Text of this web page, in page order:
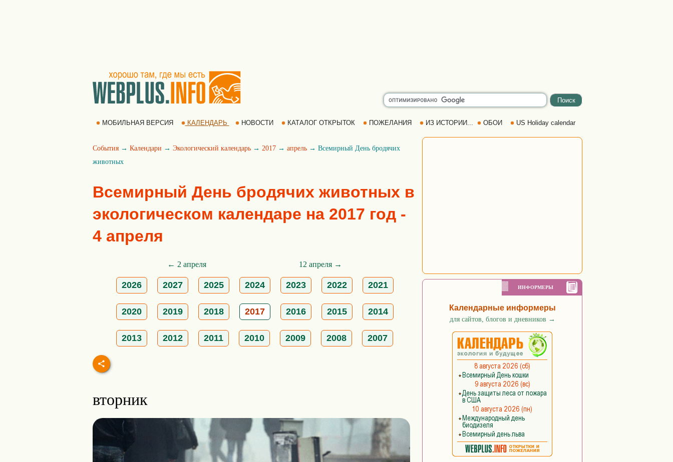
МОБИЛЬНАЯ ВЕРСИЯ КАЛЕНДАРЬ НОВОСТИ КАТАЛОГ ОТКРЫТОК ПОЖЕЛАНИЯ ИЗ ИСТОРИИ... ОБОИ US Holiday calendar
События → Календари → Экологический календарь → 2017 → апрель → Всемирный День бродячих
животных
Всемирный День бродячих животных в
экологическом календаре на 2017 год -
4 апреля
← 2 апреля 12 апреля →
2026 2027 2025 2024 2023 2022 2021
2020 2019 2018 2017 2016 2015 2014
2013 2012 2011 2010 2009 2008 2007
вторник
ИНФОРМЕРЫ
Календарные информеры
для сайтов, блогов и дневников →